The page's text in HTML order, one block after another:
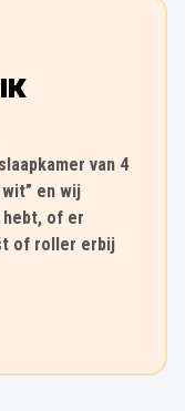
van 4
en wij
of er
of roller erbij